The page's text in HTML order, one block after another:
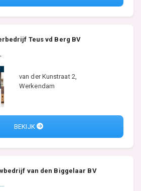
Teus vd Berg BV
van der Kunstraat 2,
Werkendam
BEKIJK
van den Biggelaar BV